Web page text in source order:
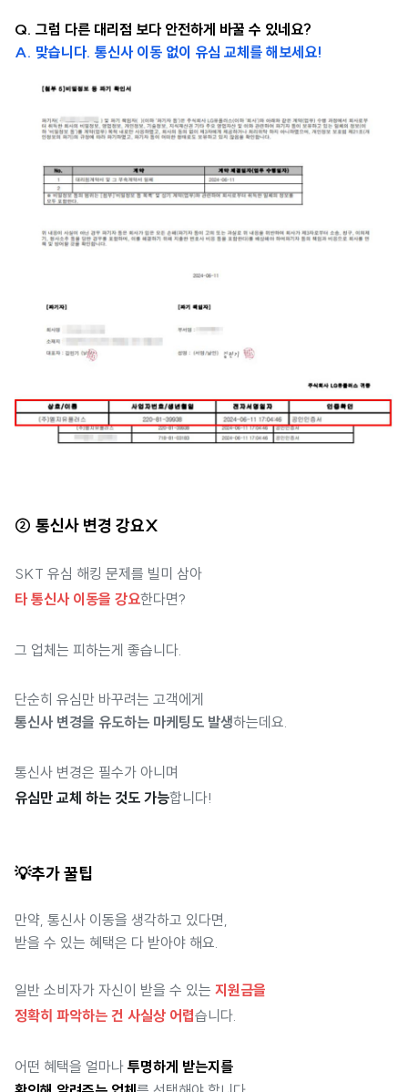
Q. 그럼 다른 대리점 보다 안전하게 바꿀 수 있네요?
A. 맞습니다. 통신사 이동 없이 유심 교체를 해보세요!
② 통신사 변경 강요X
SKT 유심 해킹 문제를 빌미 삼아
타 통신사 이동을 강요한다면?
그 업체는 피하는게 좋습니다.
단순히 유심만 바꾸려는 고객에게
통신사 변경을 유도하는 마케팅도 발생하는데요.
통신사 변경은 필수가 아니며
유심만 교체 하는 것도 가능합니다!
💡추가 꿀팁
만약, 통신사 이동을 생각하고 있다면,
받을 수 있는 혜택은 다 받아야 해요.
일반 소비자가 자신이 받을 수 있는 지원금을
정확히 파악하는 건 사실상 어렵습니다.
어떤 혜택을 얼마나 투명하게 받는지를